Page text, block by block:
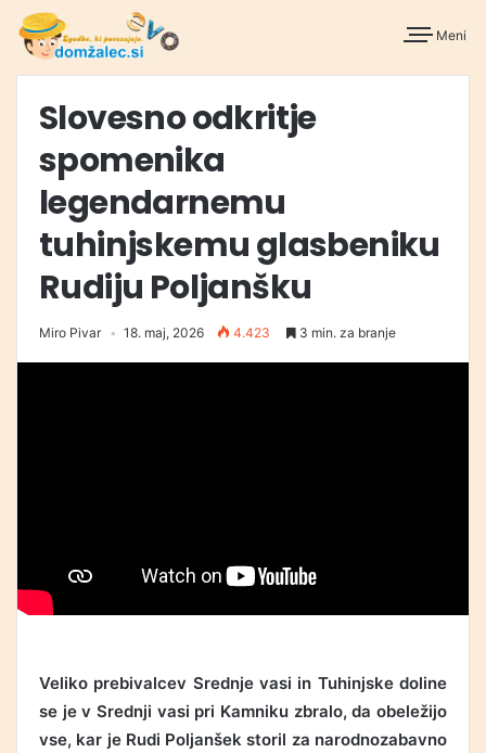
Meni
Slovesno odkritje
spomenika
legendarnemu
tuhinjskemu glasbeniku
Rudiju Poljanšku
Miro Pivar 18. maj, 2026 4.423 3 min. za branje
Veliko prebivalcev Srednje vasi in Tuhinjske doline
se je v Srednji vasi pri Kamniku zbralo, da obeležijo
vse, kar je Rudi Poljanšek storil za narodnozabavno